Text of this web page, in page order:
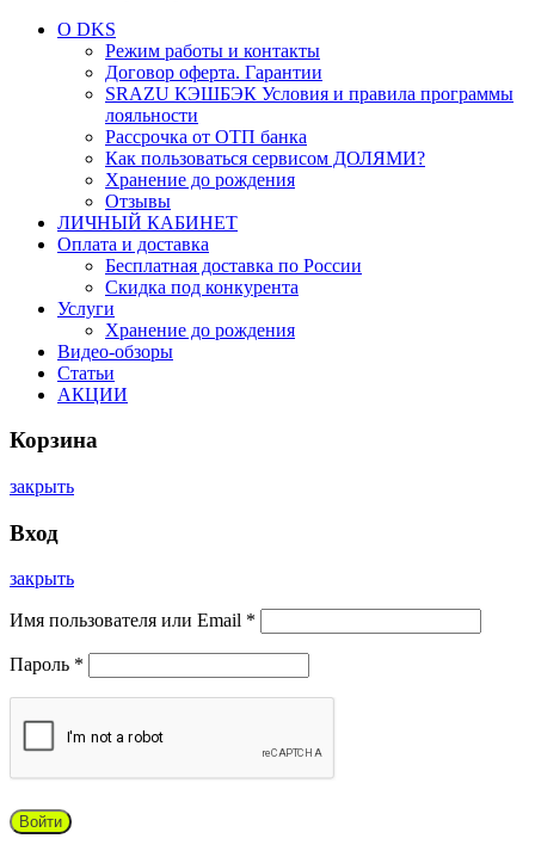
О DKS
Режим работы и контакты
Договор оферта. Гарантии
SRAZU КЭШБЭК Условия и правила программы
лояльности
Рассрочка от ОТП банка
Как пользоваться сервисом ДОЛЯМИ?
Хранение до рождения
Отзывы
ЛИЧНЫЙ КАБИНЕТ
Оплата и доставка
Бесплатная доставка по России
Скидка под конкурента
Услуги
Хранение до рождения
Видео-обзоры
Статьи
АКЦИИ
Корзина
закрыть
Вход
закрыть
Имя пользователя или Email *
Пароль *
Войти